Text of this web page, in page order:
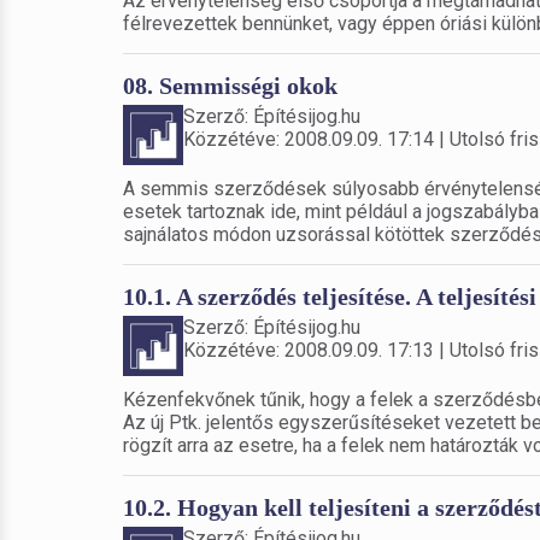
félrevezettek bennünket, vagy éppen óriási
08. Semmisségi okok
Szerző: Építésijog.hu
Közzétéve: 2008.09.09. 17:14 | Utolsó
A semmis szerződések súlyosabb
esetek tartoznak ide, mint például a
sajnálatos módon uzsorással kötöttek
10.1. A szerződés teljesítése. A
Szerző: Építésijog.hu
Közzétéve: 2008.09.09. 17:13 | Utolsó
Kézenfekvőnek tűnik, hogy a felek a
Az új Ptk. jelentős egyszerűsítéseket vezetett
rögzít arra az esetre, ha a felek nem határozták
10.2. Hogyan kell teljesíteni a